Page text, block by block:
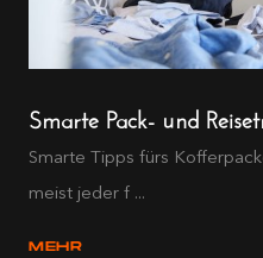
Smarte Pack- und
Smarte Tipps fürs
meist jeder f ...
MEHR